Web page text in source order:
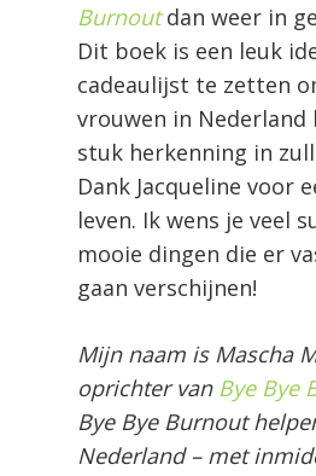
Burnoutdan weer in
Dit boek is een leuk
cadeaulijst te zetten
vrouwen in Nederland
stuk herkenning in
Dank Jacqueline voor
leven. Ik wens je veel
mooie dingen die er
gaan verschijnen!
Mijn naam is Mascha
oprichter van Bye Bye
Bye Bye Burnout
Nederland – met